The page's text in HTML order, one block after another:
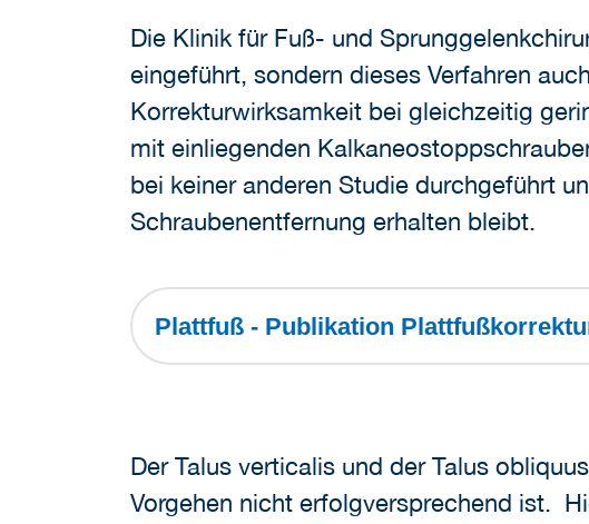
Die Klinik für Fuß- und
eingeführt, sondern dieses Verfahren
Korrekturwirksamkeit bei gleichzeitig
mit einliegenden
bei keiner anderen Studie durchgeführt
Schraubenentfernung erhalten bleibt.
Plattfuß - Publikation
Der Talus verticalis und der Talus
Vorgehen nicht erfolgversprechend ist.